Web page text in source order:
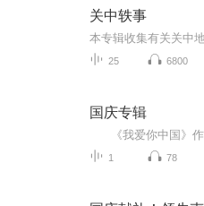
关中轶事
25 6800
国庆专辑
1 78